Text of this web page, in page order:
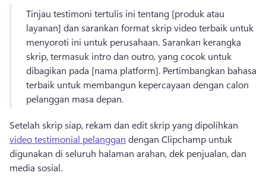
Tinjau testimoni tertulis ini tentang [produk atau
layanan] dan sarankan format skrip video terbaik untuk
menyoroti ini untuk perusahaan. Sarankan kerangka
skrip, termasuk intro dan outro, yang cocok untuk
dibagikan pada [nama platform]. Pertimbangkan bahasa
terbaik untuk membangun kepercayaan dengan calon
pelanggan masa depan.
Setelah skrip siap, rekam dan edit skrip yang dipolihkan
video testimonial pelanggan dengan Clipchamp untuk
digunakan di seluruh halaman arahan, dek penjualan, dan
media sosial.